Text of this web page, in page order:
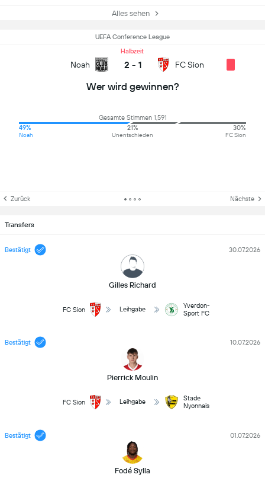
Alles sehen
UEFA Conference League
Noah
Halbzeit
2 - 1 FC Sion
Wer wird gewinnen?
Gesamte Stimmen 1,591
49%
Noah
21%
Unentschieden
30%
FC Sion
Zurück Nächste
Transfers
Bestätigt
Gilles Richard
30.07.2026
FC Sion Leihgabe
Yverdon-
Sport FC
Bestätigt
Pierrick Moulin
10.07.2026
FC Sion Leihgabe
Stade
Nyonnais
Bestätigt
Fodé Sylla
01.07.2026